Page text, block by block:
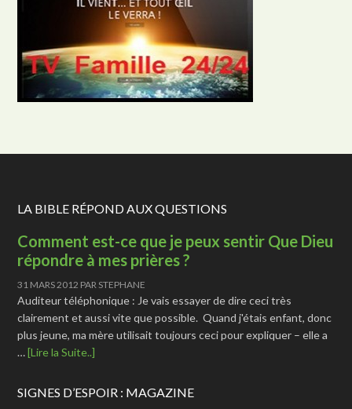
LA BIBLE RÉPOND AUX QUESTIONS
Comment est-ce que je peux sentir Que Dieu
répondre à mes prières ?
31 MARS 2012 PAR STEPHANE
Auditeur téléphonique : Je vais essayer de dire ceci très
clairement et aussi vite que possible. Quand j'étais enfant, donc
plus jeune, ma mère utilisait toujours ceci pour expliquer – elle a
…[Lire la Suite..]
SIGNES D’ESPOIR : MAGAZINE